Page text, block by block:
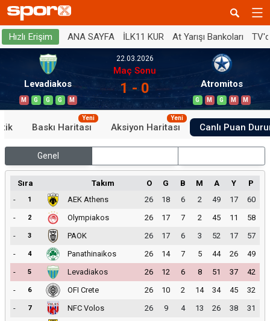
Hızlı Erişim ANA SAYFA İLK11 KUR At Yarışı Bankoları
Levadiakos
M G G G M
22.03.2026
Maç Sonu
1 - 0 Atromitos
G M G M M
Baskı Haritası
Yeni
Aksiyon Haritası
Yeni
Canlı Puan
Genel
Sıra Takım O G B M A Y
P
-
1 AEK Athens 26 18 6 2 49 17
60
-
2 Olympiakos 26 17 7 2 45 11
58
-
3 PAOK 26 17 6 3 52 17
57
-
4 Panathinaikos 26 14 7 5 44 26
49
-
5 Levadiakos 26 12 6 8 51 37
42
-
6 OFI Crete 26 10 2 14 34 45
32
-
7 NFC Volos 26 9 4 13 26 38
31